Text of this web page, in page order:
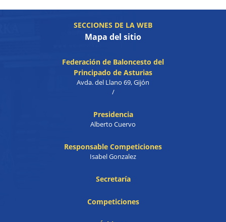
SECCIONES DE LA WEB
Mapa del sitio
Federación de Baloncesto del
Principado de Asturias
Avda. del Llano 69, Gijón
/
Presidencia
Alberto Cuervo
Responsable Competiciones
Isabel Gonzalez
Secretaría
Competiciones